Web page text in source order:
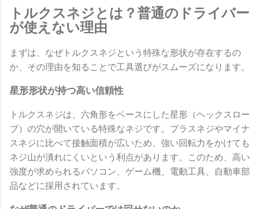
トルクスネジとは？普通のドライバー
が使えない理由
まずは、なぜトルクスネジという特殊な形状が存在するの
か、その理由を知ることで工具選びがスムーズになります。
星形形状が持つ高い信頼性
トルクスネジは、六角形をベースにした星形（ヘックスロー
ブ）の穴が開いている特殊なネジです。プラスネジやマイナ
スネジに比べて接触面積が広いため、強い回転力をかけても
ネジ山が潰れにくいという利点があります。このため、高い
強度が求められるパソコン、ゲーム機、電動工具、自動車部
品などに採用されています。